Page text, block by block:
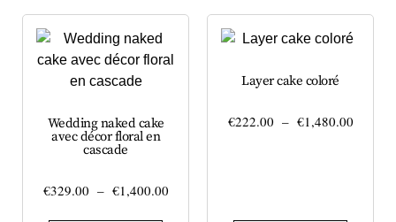
Wedding naked cake
avec décor floral en
cascade
€329.00 – €1,400.00
Layer cake coloré
€222.00 – €1,480.00